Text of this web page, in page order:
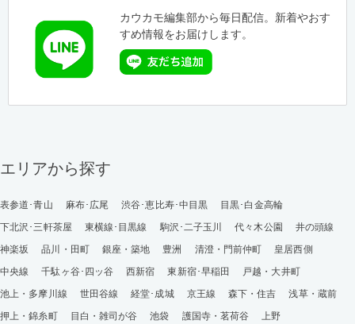
カウカモ編集部から毎日配信。新着やおす
すめ情報をお届けします。
エリアから探す
表参道･青山 麻布･広尾 渋谷･恵比寿･中目黒
目黒･白金高輪
下北沢･三軒茶屋
東横線･目黒線 駒沢･二子玉川 代々木公園
井の頭線
神楽坂
品川・田町 銀座・築地 豊洲 清澄・門前仲町
皇居西側
中央線
千駄ヶ谷･四ッ谷 西新宿 東新宿･早稲田
戸越・大井町
池上・多摩川線
世田谷線 経堂･成城 京王線 森下・住吉
浅草・蔵前
押上・錦糸町
目白・雑司が谷 池袋 護国寺・茗荷谷
上野